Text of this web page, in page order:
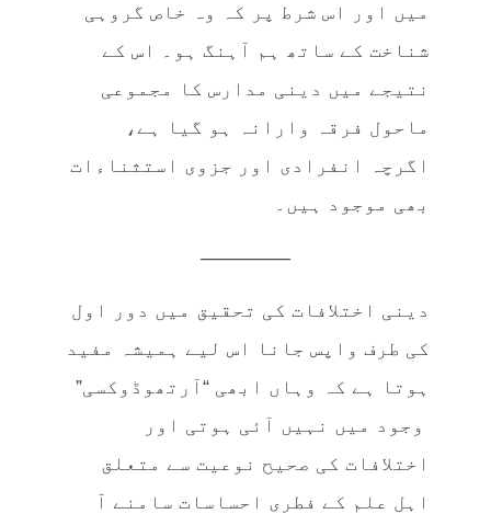
میں اور اس شرط پر کہ وہ خاص گروہی
شناخت کے ساتھ ہم آہنگ ہو۔ اس کے
نتیجے میں دینی مدارس کا مجموعی
ماحول فرقہ وارانہ ہو گیا ہے،
اگرچہ انفرادی اور جزوی استثناءات
بھی موجود ہیں۔
————–
دینی اختلافات کی تحقیق میں دور اول
کی طرف واپس جانا اس لیے ہمیشہ مفید
ہوتا ہے کہ وہاں ابھی “آرتھوڈوکسی”
وجود میں نہیں آئی ہوتی اور
اختلافات کی صحیح نوعیت سے متعلق
اہل علم کے فطری احساسات سامنے آ